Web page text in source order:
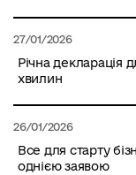
27/01/2026
Річна декларація
хвилин
26/01/2026
Все для старту
однією заявою